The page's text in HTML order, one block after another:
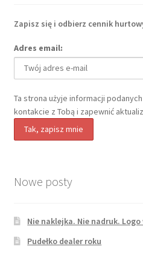
Zapisz się i odbierz cennik
Adres email:
Ta strona użyje informacji
kontakcie z Tobą i zapewnić
Nowe posty
Nie naklejka. Nie nadruk.
Pudełko dealer roku